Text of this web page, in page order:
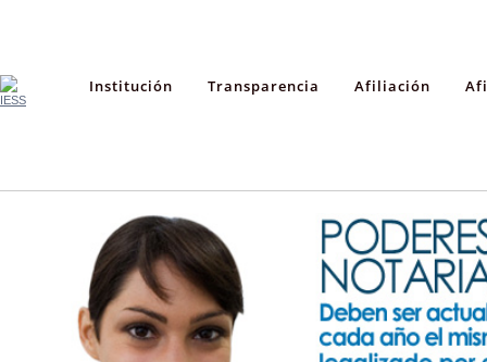
Institución Transparencia Afiliación